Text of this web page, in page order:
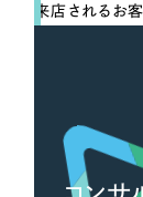
来店されるお